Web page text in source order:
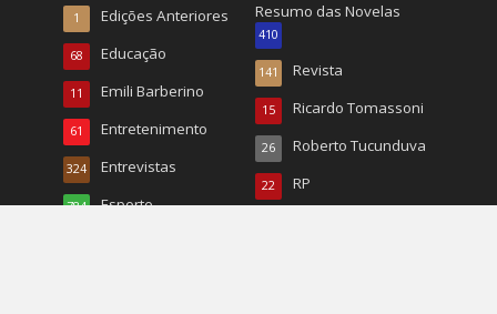
Edições Anteriores
1
Educação
68
Emili Barberino
11
Entretenimento
61
Entrevistas
324
Esporte
784
Resumo das Novelas
410
Revista
141
Ricardo Tomassoni
15
Roberto Tucunduva
26
RP
22